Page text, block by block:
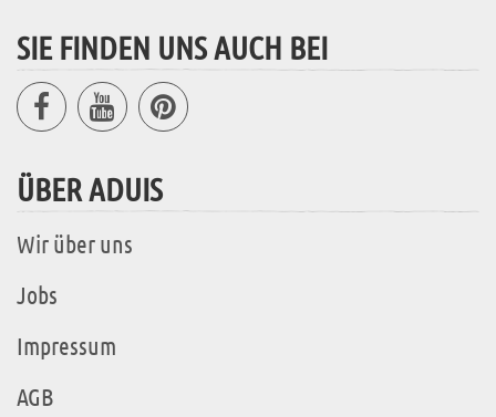
SIE FINDEN UNS AUCH BEI
ÜBER ADUIS
Wir über uns
Jobs
Impressum
AGB